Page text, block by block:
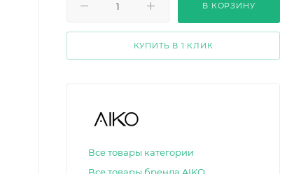
В КОРЗИНУ
КУПИТЬ В 1 КЛИК
Все товары категории
Все товары бренда AIKO